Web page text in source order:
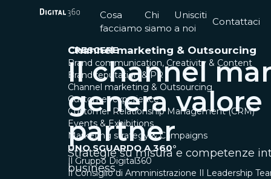
Cosa
facciamo
Chi
siamo
Unisciti
a noi
Contattaci
CRESCERE
Brand communication, Creativity & Content
Brand reputation & PR
Channel marketing & Outsourcing
Customer experience
Customer Relationship Management (CRM)
Events & Exhibitions
Marketing strategy & Campaigns
UNO SGUARDO A 360°
Il Gruppo Digital360
Il Consiglio di Amministrazione Il Leadership
Channel marketing & Outsourcing
Il channel
genera
partner
Strategie su misura e competenze
business.